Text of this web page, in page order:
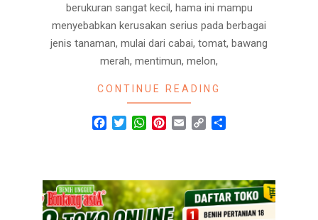
berukuran sangat kecil, hama ini mampu
menyebabkan kerusakan serius pada berbagai
jenis tanaman, mulai dari cabai, tomat, bawang
merah, mentimun, melon,
CONTINUE READING
Facebook
TwitterWhatsApp
Pinterest
Email Copy